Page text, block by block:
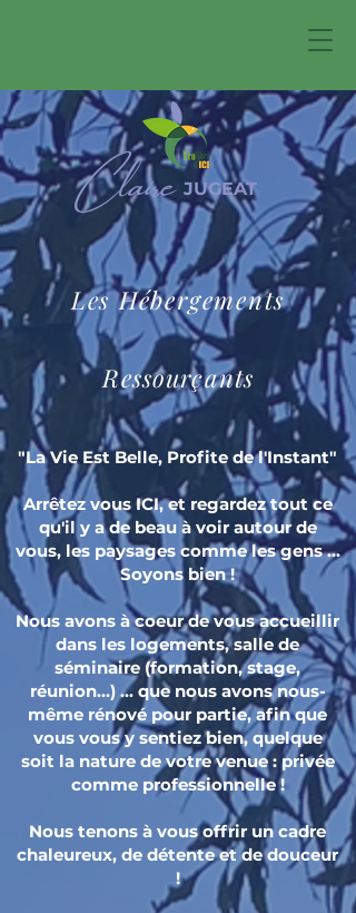
Claire JUGEAT
Les Hébergements
Ressourçants
"La Vie Est Belle, Profite de l'Instant"
Arrêtez vous ICI, et regardez tout ce
qu'il y a de beau à voir autour de
vous, les paysages comme les gens ...
Soyons bien !
Nous avons à coeur de vous accueillir
dans les logements, salle de
séminaire (formation, stage,
réunion...) ... que nous avons nous-
même rénové pour partie, afin que
vous vous y sentiez bien, quelque
soit la nature de votre venue : privée
comme professionnelle !
Nous tenons à vous offrir un cadre
chaleureux, de détente et de douceur
!